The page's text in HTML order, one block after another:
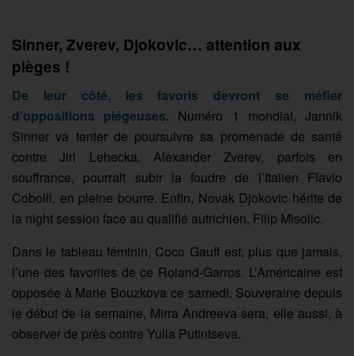
Sinner, Zverev, Djokovic… attention aux
pièges !
De leur côté, les favoris devront se méfier
d’oppositions piégeuses. Numéro 1 mondial, Jannik
Sinner va tenter de poursuivre sa promenade de santé
contre Jiri Lehecka. Alexander Zverev, parfois en
souffrance, pourrait subir la foudre de l’Italien Flavio
Cobolli, en pleine bourre. Enfin, Novak Djokovic hérite de
la night session face au qualifié autrichien, Filip Misolic.
Dans le tableau féminin, Coco Gauff est, plus que jamais,
l’une des favorites de ce Roland-Garros. L’Américaine est
opposée à Marie Bouzkova ce samedi. Souveraine depuis
le début de la semaine, Mirra Andreeva sera, elle aussi, à
observer de près contre Yulia Putintseva.